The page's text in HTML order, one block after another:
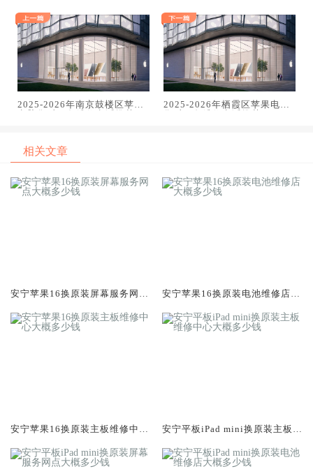
2025-2026年南京鼓楼区苹果
2025-2026年栖霞区苹果电脑
相关文章
安宁苹果16换原装屏幕服务网点
安宁苹果16换原装电池维修店大
安宁苹果16换原装主板维修中心
安宁平板iPad mini换原装主板维